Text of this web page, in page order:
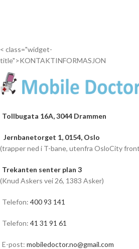
< class="widget-
title">KONTAKTINFORMASJON
Tollbugata 16A, 3044 Drammen
Jernbanetorget 1, 0154, Oslo
(trapper ned i T-bane, utenfra OsloCity
Trekanten senter plan 3
(Knud Askers vei 26, 1383 Asker)
Telefon: 400 93 141
Telefon: 41 31 91 61
E-post: mobiledoctor.no@gmail.com